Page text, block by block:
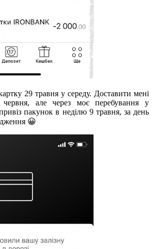
29 травня у середу. Доставити мені
але через моє перебування у
пакунок в неділю 9 травня, за день
😀